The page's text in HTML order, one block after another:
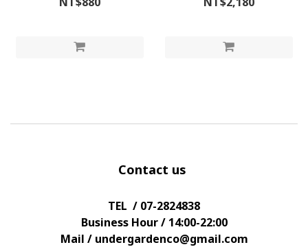
Contact us
TEL / 07-2824838
Business Hour / 14:00-22:00
Mail / undergardenco@gmail.com